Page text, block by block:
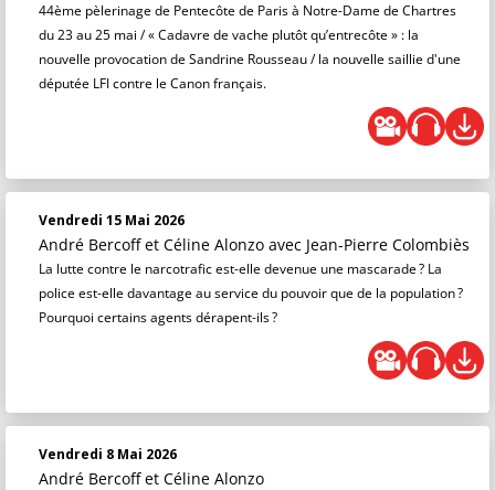
44ème pèlerinage de Pentecôte de Paris à Notre-Dame de Chartres
du 23 au 25 mai / « Cadavre de vache plutôt qu’entrecôte » : la
nouvelle provocation de Sandrine Rousseau / la nouvelle saillie d'une
députée LFI contre le Canon français.
Vendredi 15 Mai 2026
André Bercoff et Céline Alonzo avec Jean-Pierre Colombiès
La lutte contre le narcotrafic est-elle devenue une mascarade ? La
police est-elle davantage au service du pouvoir que de la population ?
Pourquoi certains agents dérapent-ils ?
Vendredi 8 Mai 2026
André Bercoff et Céline Alonzo